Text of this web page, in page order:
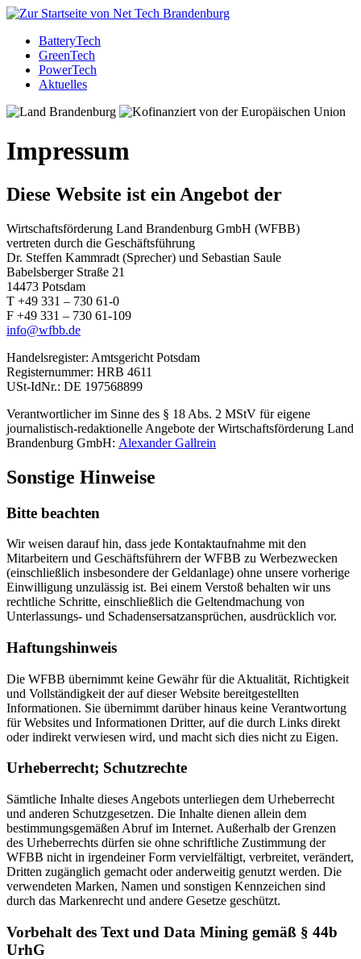
BatteryTech
GreenTech
PowerTech
Aktuelles
Impressum
Diese Website ist ein Angebot der
Wirtschaftsförderung Land Brandenburg GmbH (WFBB)
vertreten durch die Geschäftsführung
Dr. Steffen Kammradt (Sprecher) und Sebastian Saule
Babelsberger Straße 21
14473 Potsdam
T +49 331 – 730 61-0
F +49 331 – 730 61-109
info@wfbb.de
Handelsregister: Amtsgericht Potsdam
Registernummer: HRB 4611
USt-IdNr.: DE 197568899
Verantwortlicher im Sinne des § 18 Abs. 2 MStV für eigene
journalistisch-redaktionelle Angebote der Wirtschaftsförderung Land
Brandenburg GmbH: Alexander Gallrein
Sonstige Hinweise
Bitte beachten
Wir weisen darauf hin, dass jede Kontaktaufnahme mit den
Mitarbeitern und Geschäftsführern der WFBB zu Werbezwecken
(einschließlich insbesondere der Geldanlage) ohne unsere vorherige
Einwilligung unzulässig ist. Bei einem Verstoß behalten wir uns
rechtliche Schritte, einschließlich die Geltendmachung von
Unterlassungs- und Schadensersatzansprüchen, ausdrücklich vor.
Haftungshinweis
Die WFBB übernimmt keine Gewähr für die Aktualität, Richtigkeit
und Vollständigkeit der auf dieser Website bereitgestellten
Informationen. Sie übernimmt darüber hinaus keine Verantwortung
für Websites und Informationen Dritter, auf die durch Links direkt
oder indirekt verwiesen wird, und macht sich dies nicht zu Eigen.
Urheberrecht; Schutzrechte
Sämtliche Inhalte dieses Angebots unterliegen dem Urheberrecht
und anderen Schutzgesetzen. Die Inhalte dienen allein dem
bestimmungsgemäßen Abruf im Internet. Außerhalb der Grenzen
des Urheberrechts dürfen sie ohne schriftliche Zustimmung der
WFBB nicht in irgendeiner Form vervielfältigt, verbreitet, verändert,
Dritten zugänglich gemacht oder anderweitig genutzt werden. Die
verwendeten Marken, Namen und sonstigen Kennzeichen sind
durch das Markenrecht und andere Gesetze geschützt.
Vorbehalt des Text und Data Mining gemäß § 44b
UrhG